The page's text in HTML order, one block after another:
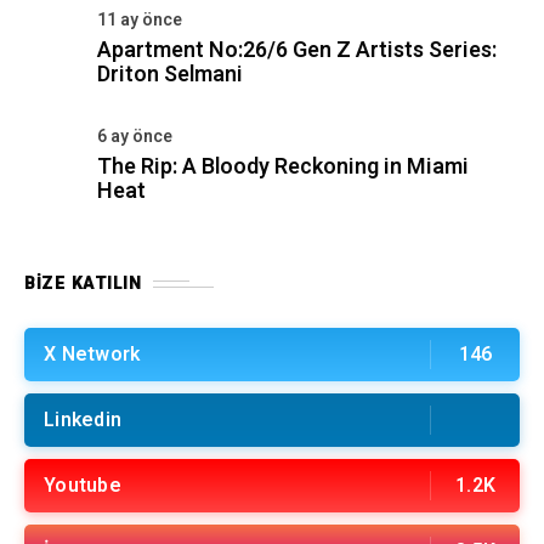
11 ay önce
Apartment No:26/6 Gen Z Artists Series:
Driton Selmani
6 ay önce
The Rip: A Bloody Reckoning in Miami
Heat
BIZE KATILIN
X Network 146
Linkedin
Youtube 1.2K